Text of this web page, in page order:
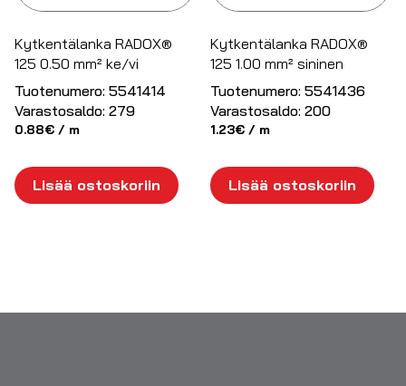
Kytkentälanka RADOX®
125 0.50 mm² ke/vi
Tuotenumero: 5541414
Varastosaldo: 279
0.88€ / m
Lisää ostoskoriin
Kytkentälanka RADOX®
125 1.00 mm² sininen
Tuotenumero: 5541436
Varastosaldo: 200
1.23€ / m
Lisää ostoskoriin